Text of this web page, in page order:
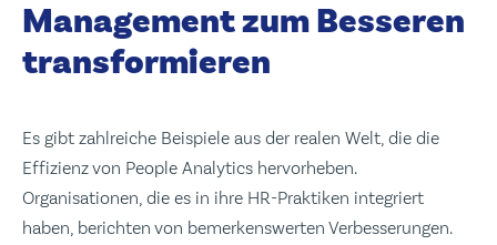
Management zum Besseren
transformieren
Es gibt zahlreiche Beispiele aus der realen Welt, die die
Effizienz von People Analytics hervorheben.
Organisationen, die es in ihre HR-Praktiken integriert
haben, berichten von bemerkenswerten Verbesserungen.